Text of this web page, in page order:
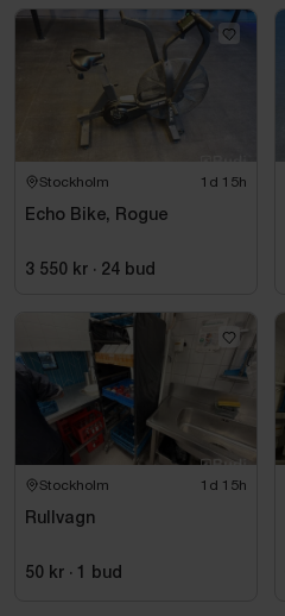
Stockholm 1d 15h
Echo Bike, Rogue
3 550 kr · 24 bud
Stockholm 1d 15h
Rullvagn
50 kr · 1 bud